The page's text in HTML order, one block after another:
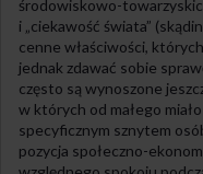
środowiskowo-
i „ciekawość świata”
cenne właściwości,
jednak zdawać sobie
często są wynoszone
w których od małego
specyficznym sznytem
pozycja społeczno-